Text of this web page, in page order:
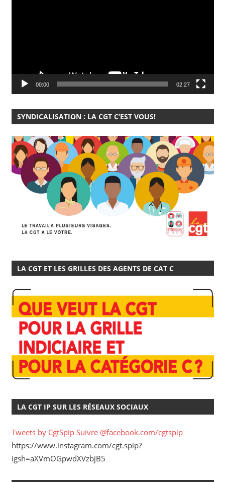
00:00 02:27
SYNDICALISATION : LA CGT C’EST VOUS!
LA CGT ET LES GRILLES DES AGENTS DE CAT C
LA CGT IP SUR LES RÉSEAUX SOCIAUX
Tweets by CgtSpip Suivre @facebook.com/cgtspip
https://www.instagram.com/cgt.spip?
igsh=aXVmOGpwdXVzbjB5